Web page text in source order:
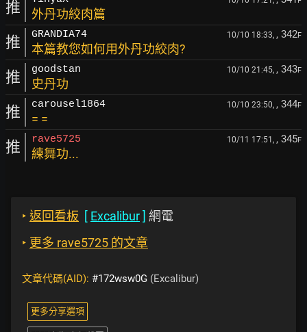
推 外丹功絞肉篇
推 GRANDIA74 10/10 18:33, , 342F
本篇教您如何用外丹功絞肉?
推 goodstan 10/10 21:45, , 343F
史丹功
推 carousel1864 10/10 23:50, , 344F
= =
推 rave5725 10/11 17:51, , 345F
練舞功...
‣ 返回看板 [ Excalibur] 網電
‣ 更多 rave5725 的文章
文章代碼(AID): #172wsw0G (Excalibur)
更多分享選項